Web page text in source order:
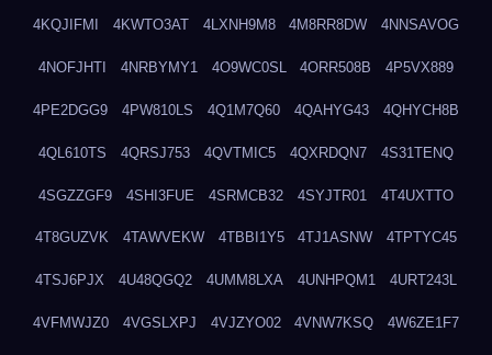
4KQJIFMI 4KWTO3AT 4LXNH9M8 4M8RR8DW 4NNSAVOG
4NOFJHTI 4NRBYMY1 4O9WC0SL 4ORR508B 4P5VX889
4PE2DGG9 4PW810LS 4Q1M7Q60 4QAHYG43 4QHYCH8B
4QL610TS 4QRSJ753 4QVTMIC5 4QXRDQN7 4S31TENQ
4SGZZGF9 4SHI3FUE 4SRMCB32 4SYJTR01 4T4UXTTO
4T8GUZVK 4TAWVEKW 4TBBI1Y5 4TJ1ASNW 4TPTYC45
4TSJ6PJX 4U48QGQ2 4UMM8LXA 4UNHPQM1 4URT243L
4VFMWJZ0 4VGSLXPJ 4VJZYO02 4VNW7KSQ 4W6ZE1F7